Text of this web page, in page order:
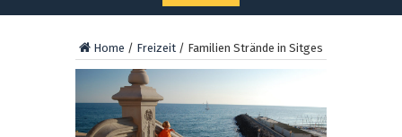
Home / Freizeit / Familien Strände in Sitges